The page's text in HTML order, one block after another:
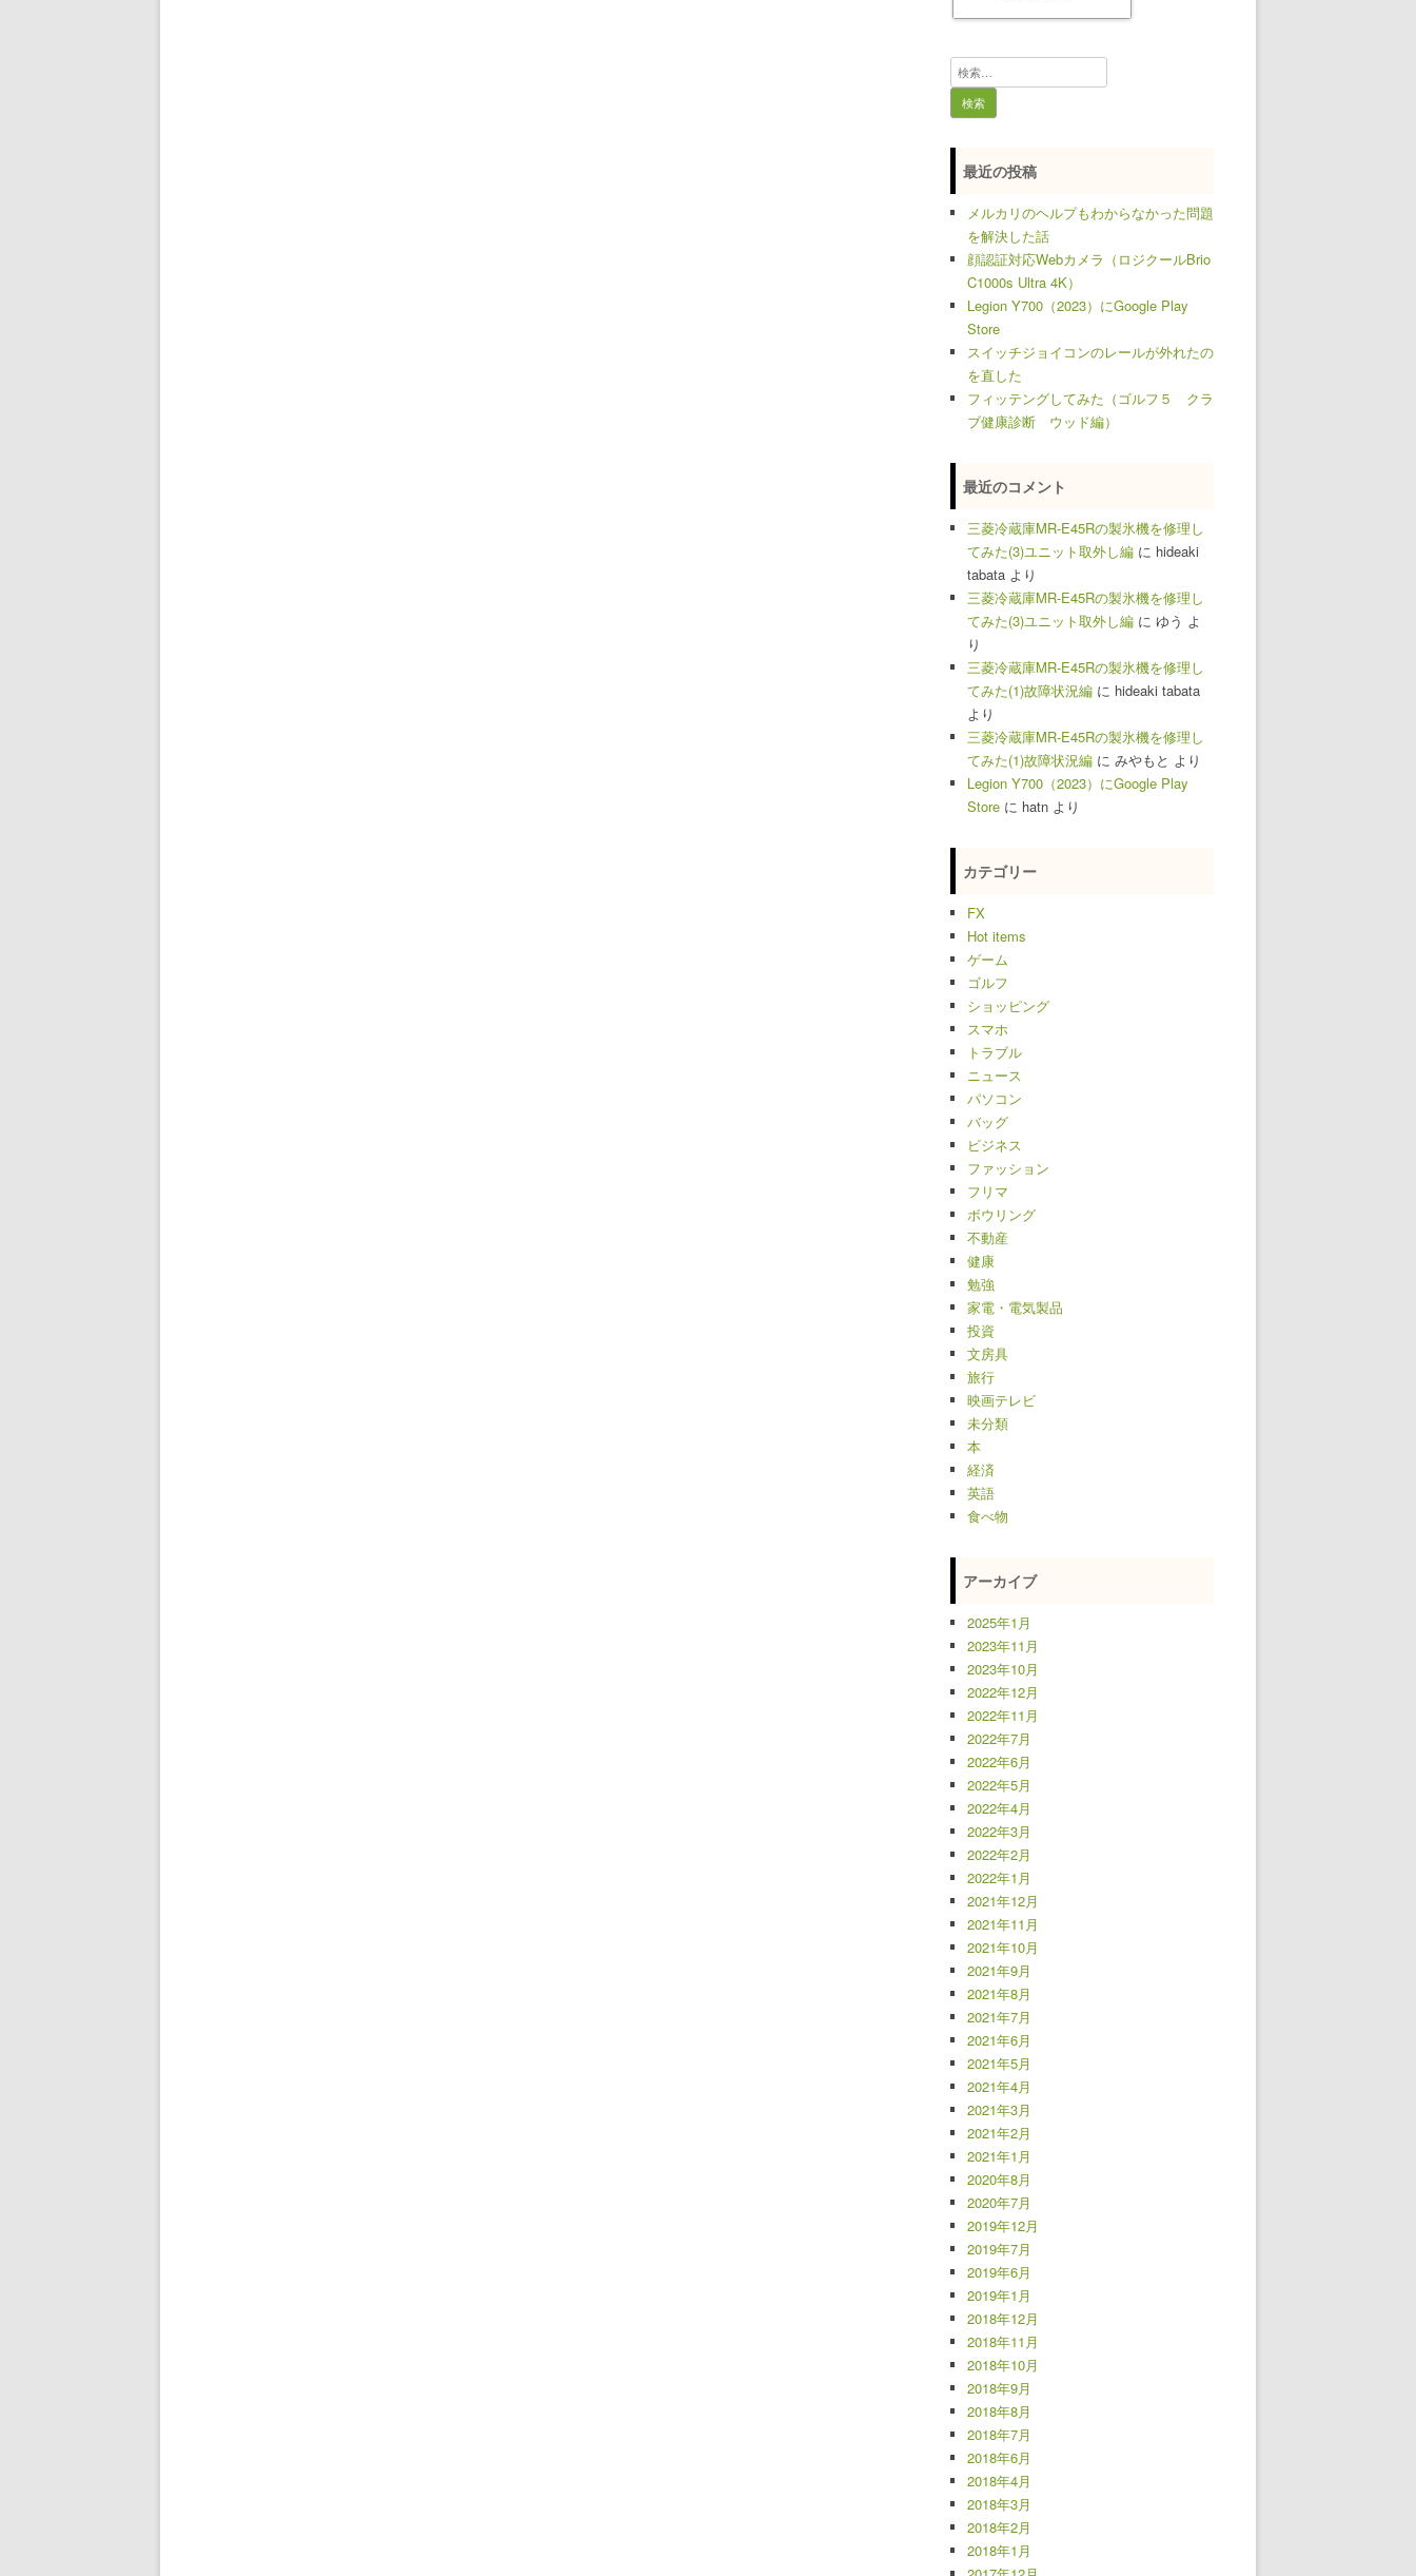
検
索:
最近の投稿
メルカリのヘルプもわからなかった問題
を解決した話
顔認証対応Webカメラ（ロジクールBrio
C1000s Ultra 4K）
Legion Y700（2023）にGoogle Play
Store
スイッチジョイコンのレールが外れたの
を直した
フィッテングしてみた（ゴルフ５ クラ
ブ健康診断 ウッド編）
最近のコメント
三菱冷蔵庫MR-E45Rの製氷機を修理し
てみた(3)ユニット取外し編 に hideaki
tabata より
三菱冷蔵庫MR-E45Rの製氷機を修理し
てみた(3)ユニット取外し編 に ゆう よ
り
三菱冷蔵庫MR-E45Rの製氷機を修理し
てみた(1)故障状況編 に hideaki tabata
より
三菱冷蔵庫MR-E45Rの製氷機を修理し
てみた(1)故障状況編 に みやもと より
Legion Y700（2023）にGoogle Play
Store に hatn より
カテゴリー
FX
Hot items
ゲーム
ゴルフ
ショッピング
スマホ
トラブル
ニュース
パソコン
バッグ
ビジネス
ファッション
フリマ
ボウリング
不動産
健康
勉強
家電・電気製品
投資
文房具
旅行
映画テレビ
未分類
本
経済
英語
食べ物
アーカイブ
2025年1月
2023年11月
2023年10月
2022年12月
2022年11月
2022年7月
2022年6月
2022年5月
2022年4月
2022年3月
2022年2月
2022年1月
2021年12月
2021年11月
2021年10月
2021年9月
2021年8月
2021年7月
2021年6月
2021年5月
2021年4月
2021年3月
2021年2月
2021年1月
2020年8月
2020年7月
2019年12月
2019年7月
2019年6月
2019年1月
2018年12月
2018年11月
2018年10月
2018年9月
2018年8月
2018年7月
2018年6月
2018年4月
2018年3月
2018年2月
2018年1月